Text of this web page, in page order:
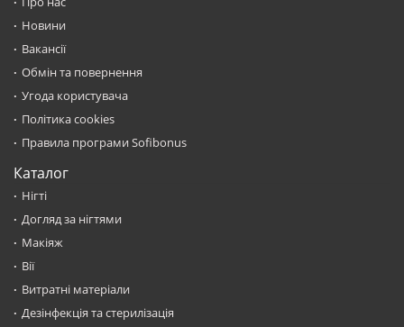
Новини
Вакансії
Обмін та повернення
Угода користувача
Політика cookies
Правила програми Sofibonus
Каталог
Нігті
Догляд за нігтями
Макіяж
Вії
Витратні матеріали
Дезінфекція та стерилізація